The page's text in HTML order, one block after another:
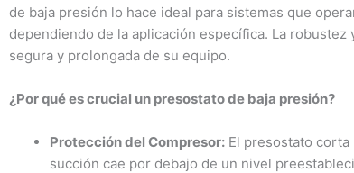
de baja presión lo hace ideal para sistemas que
dependiendo de la aplicación específica. La
segura y prolongada de su equipo.
¿Por qué es crucial un presostato de baja presión?
Protección del Compresor: El presostato
succión cae por debajo de un nivel